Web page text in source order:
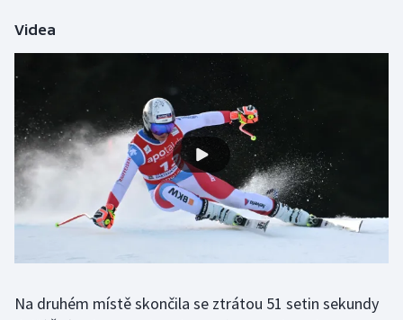
Florbal
Golf
Gymnastika
Videa
Na druhém místě skončila se ztrátou 51 setin sekundy